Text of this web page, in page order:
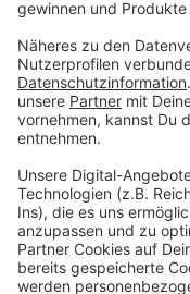
Schwimmkurs für
ist begrenzt.
Anmeldung läuft
Aachener Str. 13,
Anzeige